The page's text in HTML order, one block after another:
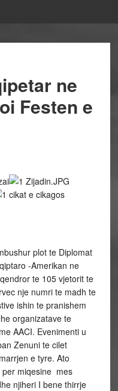
ne
Festen e
plot te Diplomat
-Amerikan ne
te 105 vjetorit te
nje numri te madh te
ishin te pranishem
organizatave te
AACI. Evenimenti u
Zenuni te cilet
e tyre. Ato
per miqesine mes
njiheri I bene thirrje